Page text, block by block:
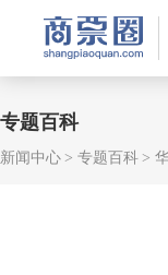
专题百科
新闻中心 专题百科